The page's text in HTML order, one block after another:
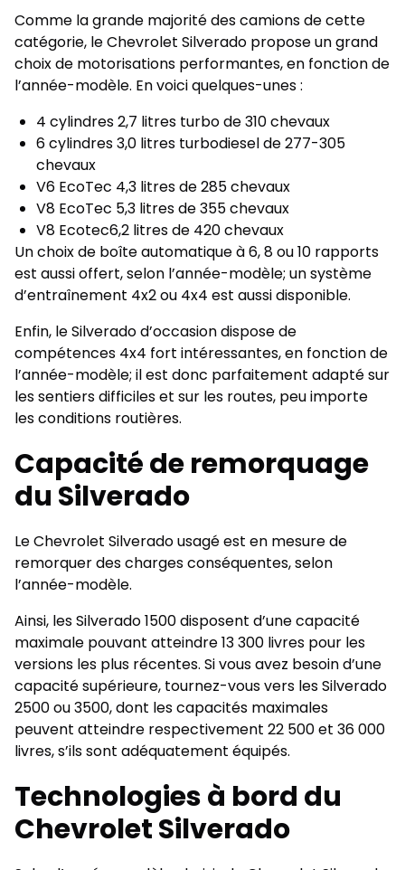
Comme la grande majorité des camions de cette
catégorie, le Chevrolet Silverado propose un grand
choix de motorisations performantes, en fonction de
l’année-modèle. En voici quelques-unes :
4 cylindres 2,7 litres turbo de 310 chevaux
6 cylindres 3,0 litres turbodiesel de 277-305
chevaux
V6 EcoTec 4,3 litres de 285 chevaux
V8 EcoTec 5,3 litres de 355 chevaux
V8 Ecotec6,2 litres de 420 chevaux
Un choix de boîte automatique à 6, 8 ou 10 rapports
est aussi offert, selon l’année-modèle; un système
d’entraînement 4x2 ou 4x4 est aussi disponible.
Enfin, le Silverado d’occasion dispose de
compétences 4x4 fort intéressantes, en fonction de
l’année-modèle; il est donc parfaitement adapté sur
les sentiers difficiles et sur les routes, peu importe
les conditions routières.
Capacité de remorquage
du Silverado
Le Chevrolet Silverado usagé est en mesure de
remorquer des charges conséquentes, selon
l’année-modèle.
Ainsi, les Silverado 1500 disposent d’une capacité
maximale pouvant atteindre 13 300 livres pour les
versions les plus récentes. Si vous avez besoin d’une
capacité supérieure, tournez-vous vers les Silverado
2500 ou 3500, dont les capacités maximales
peuvent atteindre respectivement 22 500 et 36 000
livres, s’ils sont adéquatement équipés.
Technologies à bord du
Chevrolet Silverado